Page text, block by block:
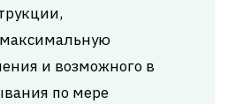
и возможного в
по мере